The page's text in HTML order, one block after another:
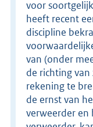
voor
heeft recent
discipline
van (onder
de richting
rekening te
de ernst van
verweerder en